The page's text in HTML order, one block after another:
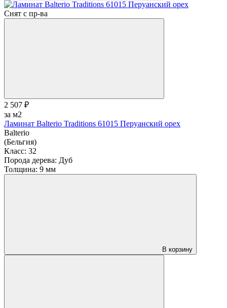
Снят с пр-ва
2 507 ₽
за м2
Ламинат Balterio Traditions 61015 Перуанский орех
Balterio
(Бельгия)
Класс: 32
Порода дерева: Дуб
Толщина: 9 мм
В корзину